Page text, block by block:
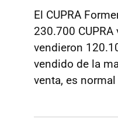
El CUPRA
230.700
vendieron
vendido de la
venta, es